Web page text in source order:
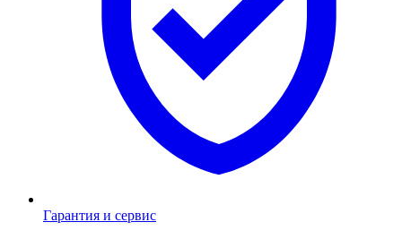
Гарантия и сервис